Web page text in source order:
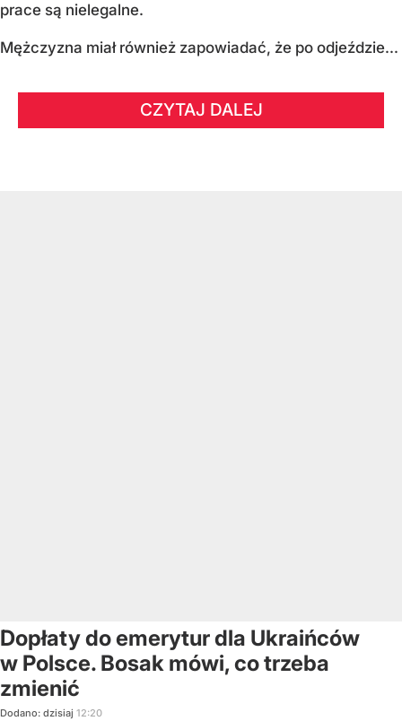
prace są nielegalne.
Mężczyzna miał również zapowiadać, że po odjeździe...
CZYTAJ DALEJ
Dopłaty do emerytur dla Ukraińców
w Polsce. Bosak mówi, co trzeba
zmienić
Dodano: dzisiaj 12:20